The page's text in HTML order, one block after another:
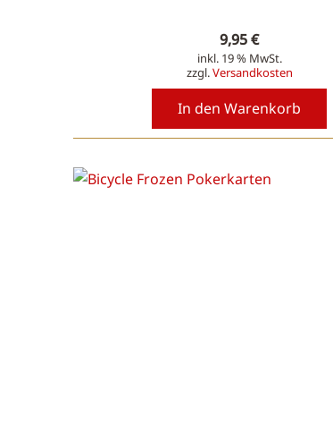
9,95€
inkl. 19 % MwSt.
zzgl.Versandkosten
In den Warenkorb